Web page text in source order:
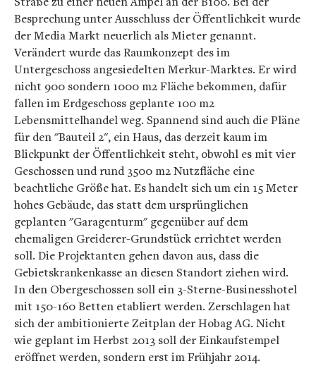
Besprechung unter Ausschluss der Öffentlichkeit wurde
der Media Markt neuerlich als Mieter genannt.
Verändert wurde das Raumkonzept des im
Untergeschoss angesiedelten Merkur-Marktes. Er wird
nicht 900 sondern 1000 m2 Fläche bekommen, dafür
fallen im Erdgeschoss geplante 100 m2
Lebensmittelhandel weg. Spannend sind auch die Pläne
für den "Bauteil 2", ein Haus, das derzeit kaum im
Blickpunkt der Öffentlichkeit steht, obwohl es mit vier
Geschossen und rund 3500 m2 Nutzfläche eine
beachtliche Größe hat. Es handelt sich um ein 15 Meter
hohes Gebäude, das statt dem ursprünglichen
geplanten "Garagenturm" gegenüber auf dem
ehemaligen Greiderer-Grundstück errichtet werden
soll. Die Projektanten gehen davon aus, dass die
Gebietskrankenkasse an diesen Standort ziehen wird.
In den Obergeschossen soll ein 3-Sterne-Businesshotel
mit 150-160 Betten etabliert werden. Zerschlagen hat
sich der ambitionierte Zeitplan der Hobag AG. Nicht
wie geplant im Herbst 2013 soll der Einkaufstempel
eröffnet werden, sondern erst im Frühjahr 2014.